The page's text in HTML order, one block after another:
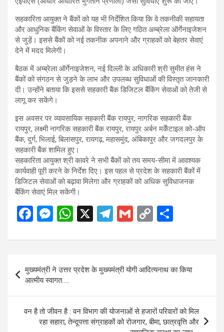
सहकारिता आयुक्त ने बैंकों को यह भी निर्देशित किया कि वे तकनीकी सहायता
और आधुनिक बैंकिंग सेवाओं के विस्तार के लिए गठित अम्ब्रेला ऑर्गेनाइजेशन
से जुड़ें। इससे बैंकों को नई तकनीक अपनाने और ग्राहकों को बेहतर सेवाएं
देने में मदद मिलेगी।
बैठक में अम्ब्रेला ऑर्गेनाइजेशन, नई दिल्ली के अधिकारी श्री सुमीत हंस ने
बैंकों को संगठन से जुड़ने के लाभ और उपलब्ध सुविधाओं की विस्तृत जानकारी
दी। उन्होंने बताया कि इससे सहकारी बैंक डिजिटल बैंकिंग सेवाओं को तेजी से
लागू कर सकेंगे।
इस अवसर पर व्यावसायिक सहकारी बैंक रायपुर, नागरिक सहकारी बैंक
रायपुर, लक्ष्मी नागरिक सहकारी बैंक रायपुर, रायपुर अर्बन मर्केंटाइल को-ऑप
बैंक, दुर्ग, भिलाई, बिलासपुर, रायगढ़, महासमुंद, अंबिकापुर और जगदलपुर के
सहकारी बैंक शामिल हुए।
सहकारिता आयुक्त श्री कावरे ने सभी बैंकों को तय समय-सीमा में आवश्यक
कार्यवाही पूरी करने के निर्देश दिए। इस पहल से प्रदेश के सहकारी बैंकों में
डिजिटल सेवाओं को बढ़ावा मिलेगा और ग्राहकों को अधिक सुविधाजनक
बैंकिंग सेवाएं मिल सकेंगी।
F
ce
b
o
o
k
M
se
n
g
er
W
at
A
p
p
X
T
e
gr
a
m
G
ail
C
py
n
k
ar
e
navigation
मुख्यमंत्री ने उत्तर प्रदेश के मुख्यमंत्री योगी आदित्यनाथ का किया
आत्मीय स्वागत…..
वन है तो जीवन है : वन विभाग की योजनाओं से हजारों परिवारों को मिल
रहा सहारा, तेन्दूपत्ता संग्राहकों को रोजगार, बीमा, छात्रवृत्ति और